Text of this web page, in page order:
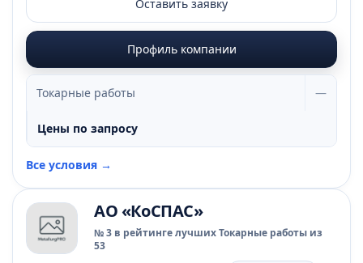
Оставить заявку
Профиль компании
Токарные работы —
Цены по запросу
Все условия →
АО «КоСПАС»
№ 3 в рейтинге лучших Токарные работы из
53